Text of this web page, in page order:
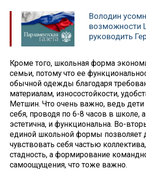
Володин
возможности
руководить
Кроме того, школьная форма
семьи, потому что ее
обычной одежды благодаря
материалам, износостойкости,
Метшин. Что очень важно, ведь дети
себя, проводя по 6-8 часов в школе,
эстетична, и функциональна. Во-
единой школьной формы позволяет
чувствовать себя частью
стадность, а формирование
самоощущения, что тоже важно.